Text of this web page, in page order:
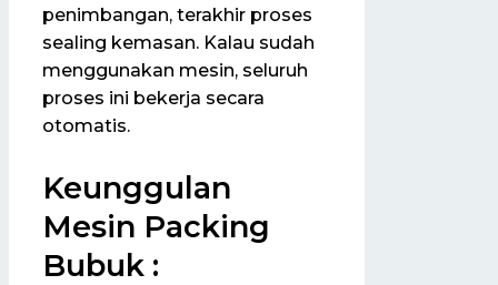
penimbangan, terakhir proses
sealing kemasan. Kalau sudah
menggunakan mesin, seluruh
proses ini bekerja secara
otomatis.
Keunggulan
Mesin Packing
Bubuk :